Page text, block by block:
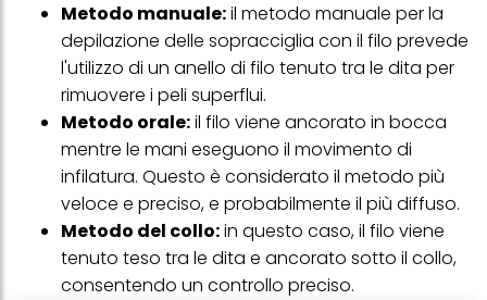
Metodo manuale:il metodo manuale per la
depilazione delle sopracciglia con il filo prevede
l'utilizzo di un anello di filo tenuto tra le dita per
rimuovere i peli superflui.
Metodo orale:il filo viene ancorato in bocca
mentre le mani eseguono il movimento di
infilatura. Questo è considerato il metodo più
veloce e preciso, e probabilmente il più diffuso.
Metodo del collo:in questo caso, il filo viene
tenuto teso tra le dita e ancorato sotto il collo,
consentendo un controllo preciso.